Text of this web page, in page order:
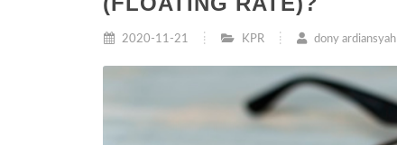
2020-11-21 KPR dony ardiansyah